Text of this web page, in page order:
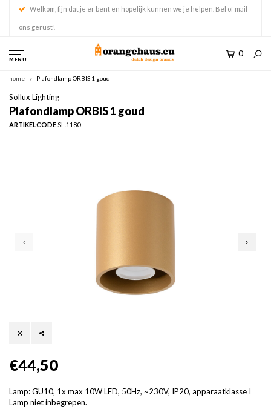
Welkom, fijn dat je er bent en hopelijk kunnen we je helpen. Bel of mail
ons gerust!
MENU
0
home Plafondlamp ORBIS 1 goud
Sollux Lighting
Plafondlamp ORBIS 1 goud
ARTIKELCODESL.1180
€44,50
Lamp: GU10, 1x max 10W LED, 50Hz, ~230V, IP20, apparaatklasse I
Lamp niet inbegrepen.